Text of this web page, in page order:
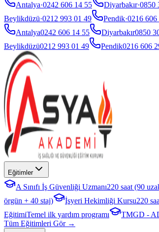
Antalya·0242 606 14 55 Diyarbakır·0850
Beylikdüzü·0212 993 01 49 Pendik·0216 606
Antalya0242 606 14 55 Diyarbakır0850
Beylikdüzü0212 993 01 49 Pendik0216 606
Eğitimler
A Sınıfı İş Güvenliği Uzmanı220 saat (90
örgün + 40 staj)
İşyeri Hekimliği Kursu220
EğitimiTemel ilk yardım programı TMGD -
Tüm Eğitimleri Gör →